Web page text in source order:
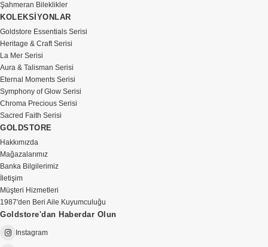
Şahmeran Bileklikler
KOLEKSİYONLAR
Goldstore Essentials Serisi
Heritage & Craft Serisi
La Mer Serisi
Aura & Talisman Serisi
Eternal Moments Serisi
Symphony of Glow Serisi
Chroma Precious Serisi
Sacred Faith Serisi
GOLDSTORE
Hakkımızda
Mağazalarımız
Banka Bilgilerimiz
İletişim
Müşteri Hizmetleri
1987'den Beri Aile Kuyumculuğu
Goldstore'dan Haberdar Olun
Instagram